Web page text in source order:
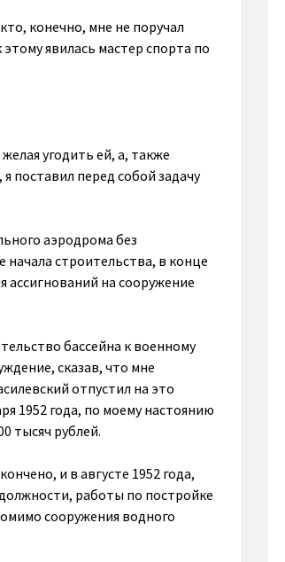
конечно, мне не поручал
явилась мастер спорта по
угодить ей, а, также
поставил перед собой задачу
аэродрома без
начала строительства, в конце
ассигнований на сооружение
бассейна к военному
сказав, что мне
отпустил на это
1952 года, по моему настоянию
тысяч рублей.
и в августе 1952 года,
работы по постройке
сооружения водного